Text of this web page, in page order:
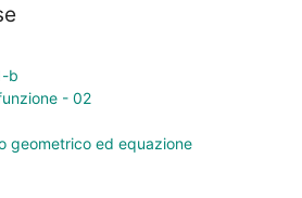
b
- 02
geometrico ed equazione